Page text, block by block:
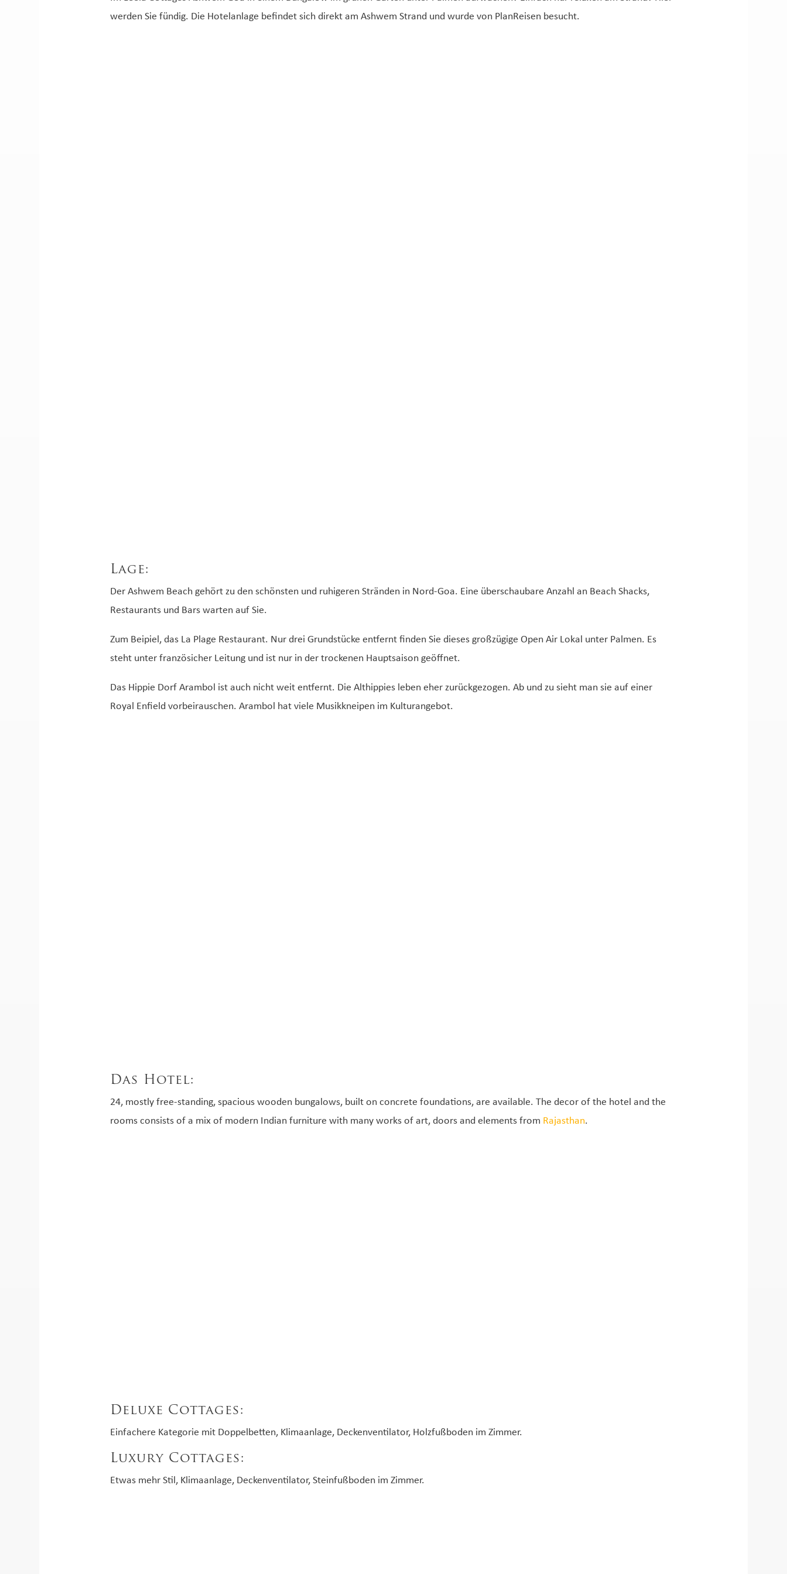
werden Sie fündig. Die Hotelanlage befindet sich direkt am Ashwem Strand und wurde von PlanReisen besucht.
Lage:
Der Ashwem Beach gehört zu den schönsten und ruhigeren Stränden in Nord-Goa. Eine überschaubare Anzahl an Beach Shacks,
Restaurants und Bars warten auf Sie.
Zum Beipiel, das La Plage Restaurant. Nur drei Grundstücke entfernt finden Sie dieses großzügige Open Air Lokal unter Palmen. Es
steht unter französicher Leitung und ist nur in der trockenen Hauptsaison geöffnet.
Das Hippie Dorf Arambol ist auch nicht weit entfernt. Die Althippies leben eher zurückgezogen. Ab und zu sieht man sie auf einer
Royal Enfield vorbeirauschen. Arambol hat viele Musikkneipen im Kulturangebot.
Das Hotel:
24, mostly free-standing, spacious wooden bungalows, built on concrete foundations, are available. The decor of the hotel and the
rooms consists of a mix of modern Indian furniture with many works of art, doors and elements from Rajasthan.
Deluxe Cottages:
Einfachere Kategorie mit Doppelbetten, Klimaanlage, Deckenventilator, Holzfußboden im Zimmer.
Luxury Cottages:
Etwas mehr Stil, Klimaanlage, Deckenventilator, Steinfußboden im Zimmer.